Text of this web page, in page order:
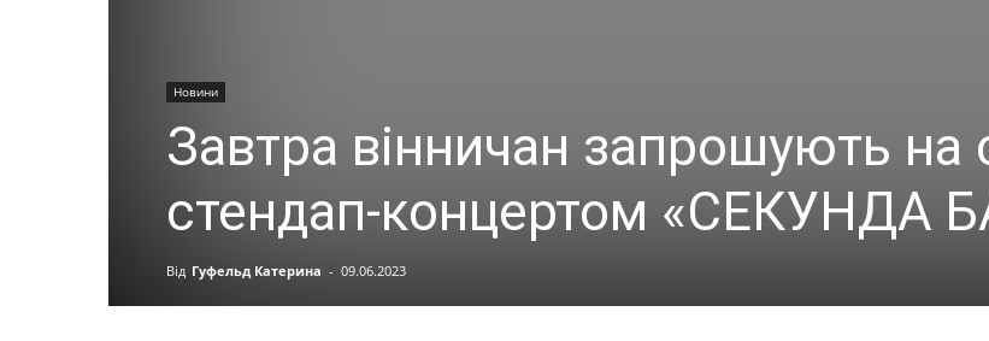
Новини
Завтра вінничан запрошують на
стендап-концертом «СЕКУНДА
Від Гуфельд Катерина - 09.06.2023